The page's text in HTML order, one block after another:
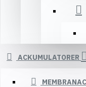
ACKUMULATORER